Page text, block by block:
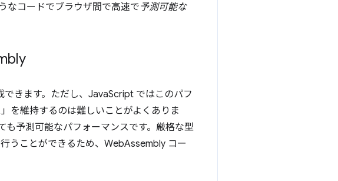
なコードでブラウザ間で高速で予測可能な
きます。ただし、JavaScript ではこのパフ
を維持するのは難しいことがよくありま
も予測可能なパフォーマンスです。厳格な型
うことができるため、WebAssembly コー